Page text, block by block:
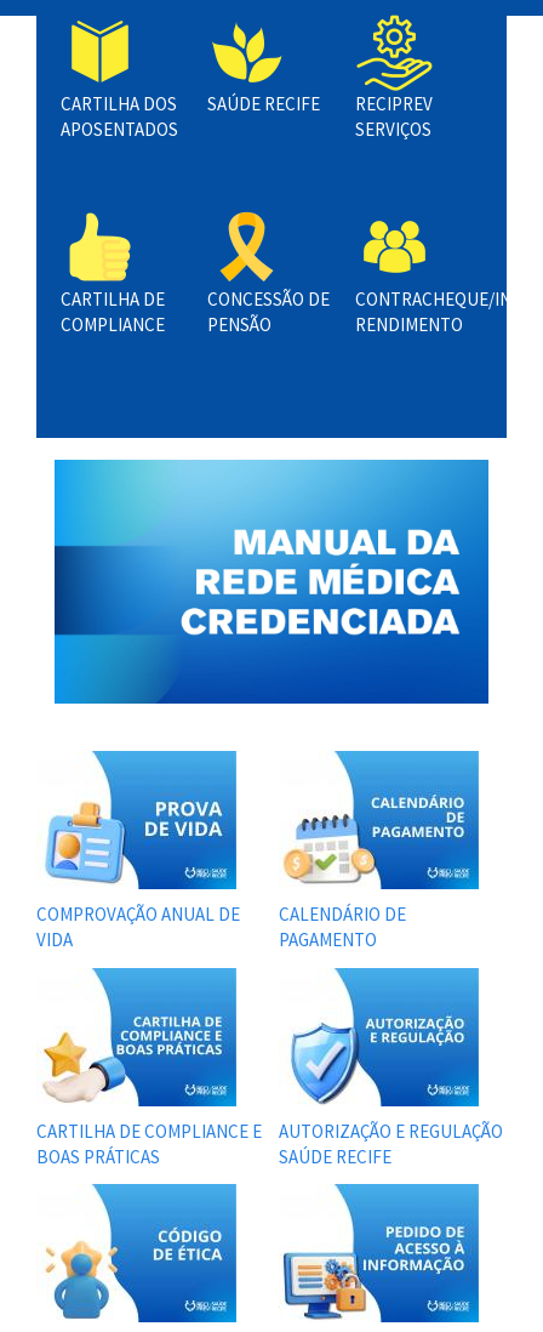
CARTILHA DOS
APOSENTADOS
SAÚDE RECIFE
RECIPREV
SERVIÇOS
CARTILHA DE
COMPLIANCE
CONCESSÃO DE
PENSÃO
CONTRACHEQUE/INF.
RENDIMENTO
COMPROVAÇÃO ANUAL DE
VIDA
CALENDÁRIO DE
PAGAMENTO
CARTILHA DE COMPLIANCE E
BOAS PRÁTICAS
AUTORIZAÇÃO E REGULAÇÃO
SAÚDE RECIFE